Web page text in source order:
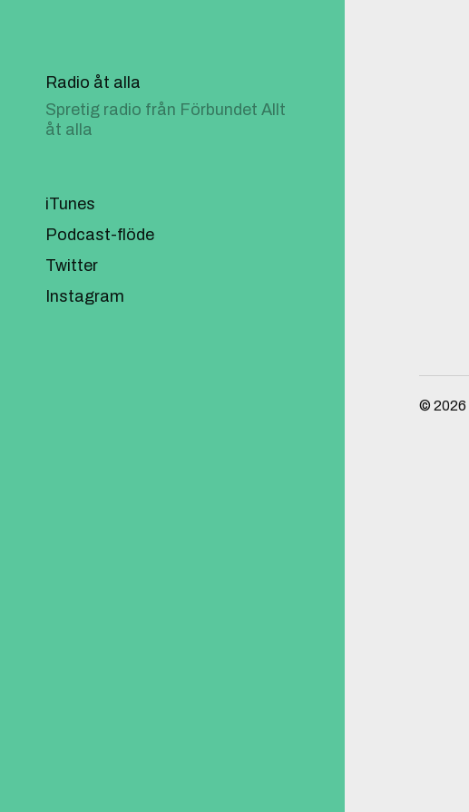
Radio åt alla
Spretig radio från Förbundet Allt
åt alla
iTunes
Podcast-flöde
Twitter
Instagram
© 2026